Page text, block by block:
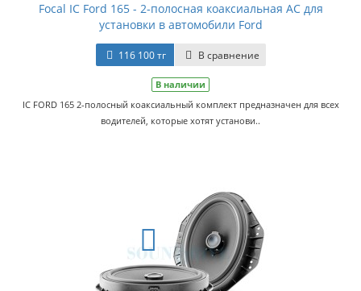
Focal IC Ford 165 - 2-полосная коаксиальная АС для
установки в автомобили Ford
116 100 тг В сравнение
В наличии
IC FORD 165 2-полосный коаксиальный комплект предназначен для всех
водителей, которые хотят установи..